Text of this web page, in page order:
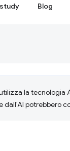
Blog
la tecnologia
potrebbero